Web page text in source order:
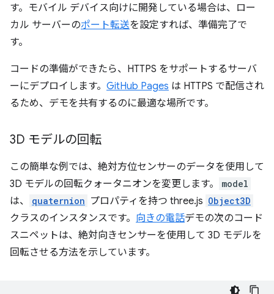
す。モバイル デバイス向けに開発している場合は、ロー
カル サーバーのポート転送を設定すれば、準備完了で
す。
コードの準備ができたら、HTTPS をサポートするサーバ
ーにデプロイします。 GitHub Pages は HTTPS で配信され
るため、デモを共有するのに最適な場所です。
3D モデルの回転
この簡単な例では、絶対方位センサーのデータを使用して
3D モデルの回転クォータニオンを変更します。
model
は、 quaternion プロパティを持つ three.js Object3D
クラスのインスタンスです。 向きの電話デモの次のコード
スニペットは、絶対向きセンサーを使用して 3D モデルを
回転させる方法を示しています。